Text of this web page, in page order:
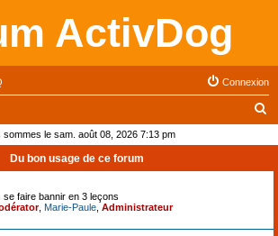
ActivDog
Connexion
h
sommes le sam. août 08, 2026 7:13 pm
Du bon usage de ce forum
se faire bannir en 3 leçons
, Marie-Paule Administrateur